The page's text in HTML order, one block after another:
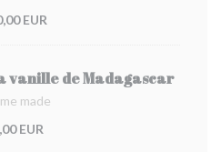
EUR
vanille de Madagascar
made
EUR